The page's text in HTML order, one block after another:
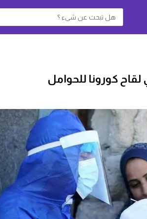
كورونا للحوامل